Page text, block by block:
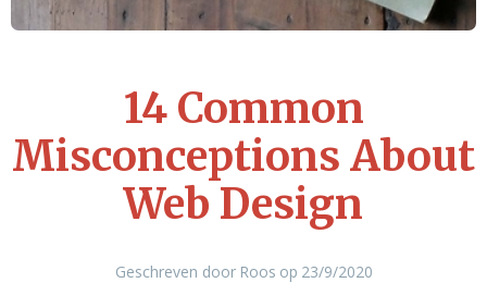
14 Common
Misconceptions About
Web Design
Geschreven door Roos op 23/9/2020